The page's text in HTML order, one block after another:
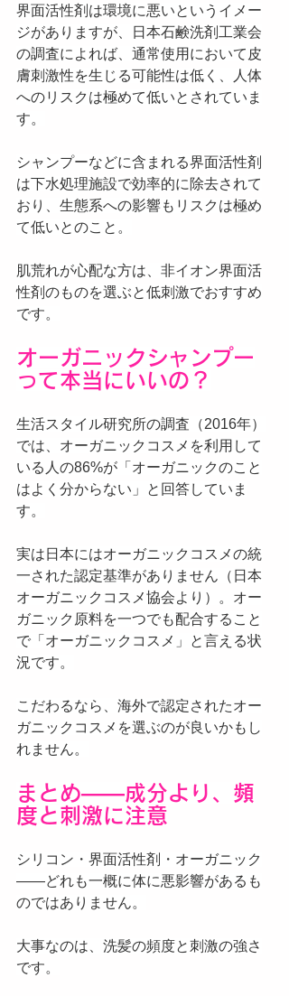
界面活性剤は環境に悪いというイメー
ジがありますが、日本石鹸洗剤工業会
の調査によれば、通常使用において皮
膚刺激性を生じる可能性は低く、人体
へのリスクは極めて低いとされていま
す。
シャンプーなどに含まれる界面活性剤
は下水処理施設で効率的に除去されて
おり、生態系への影響もリスクは極め
て低いとのこと。
肌荒れが心配な方は、非イオン界面活
性剤のものを選ぶと低刺激でおすすめ
です。
オーガニックシャンプー
って本当にいいの？
生活スタイル研究所の調査（2016年）
では、オーガニックコスメを利用して
いる人の86%が「オーガニックのこと
はよく分からない」と回答していま
す。
実は日本にはオーガニックコスメの統
一された認定基準がありません（日本
オーガニックコスメ協会より）。オー
ガニック原料を一つでも配合すること
で「オーガニックコスメ」と言える状
況です。
こだわるなら、海外で認定されたオー
ガニックコスメを選ぶのが良いかもし
れません。
まとめ——成分より、頻
度と刺激に注意
シリコン・界面活性剤・オーガニック
——どれも一概に体に悪影響があるも
のではありません。
大事なのは、洗髪の頻度と刺激の強さ
です。